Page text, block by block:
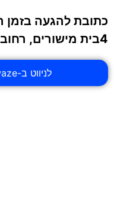
4בית מישורים, רחובות
לניווט ב-waze אל אחינעם לב שגיא